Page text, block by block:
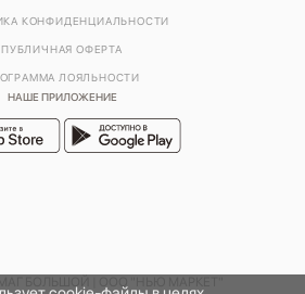
НАШЕ ПРИЛОЖЕНИЕ
КОНФИДЕНЦИАЛЬНОСТИ
ПУБЛИЧНАЯ ОФЕРТА
ЛОЯЛЬНОСТИ